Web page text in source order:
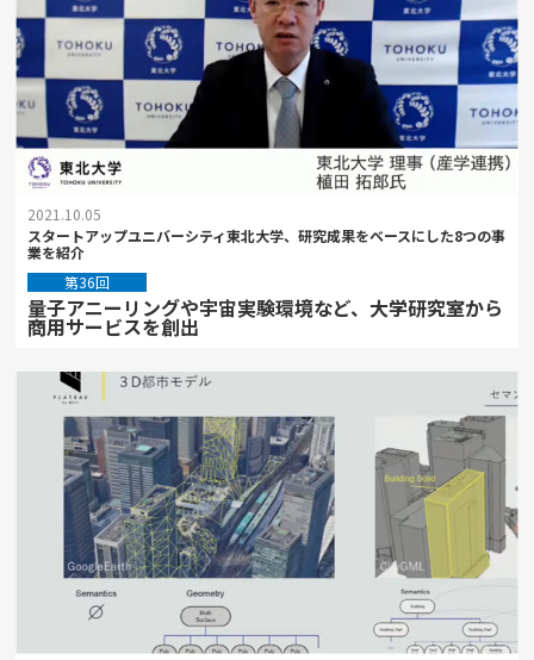
2021.10.05
スタートアップユニバーシティ東北大学、研究成果をベースにした8つの事
業を紹介
第36回
量子アニーリングや宇宙実験環境など、大学研究室から
商用サービスを創出